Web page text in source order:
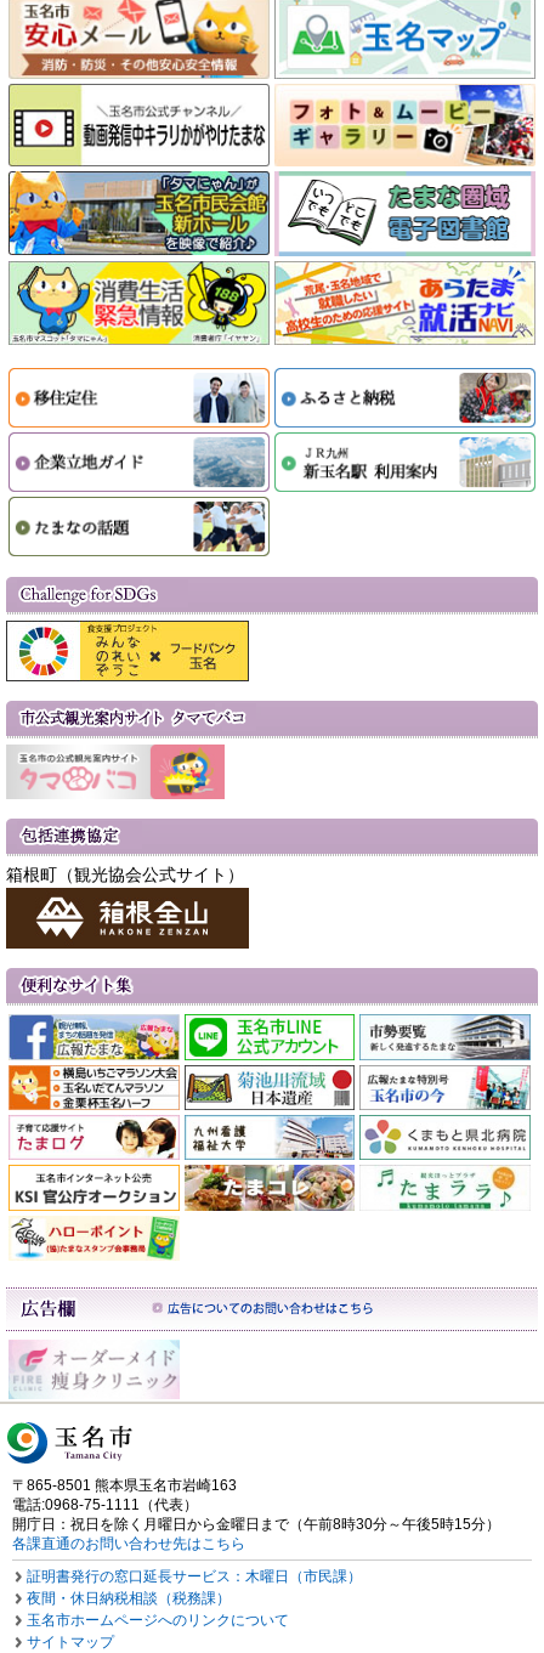
箱根町（観光協会公式サイト）
〒865-8501 熊本県玉名市岩崎163
電話:0968-75-1111（代表）
開庁日：祝日を除く月曜日から金曜日まで（午前8時30分～午後5時15分）
各課直通のお問い合わせ先はこちら
証明書発行の窓口延長サービス：木曜日（市民課）
夜間・休日納税相談（税務課）
玉名市ホームページへのリンクについて
サイトマップ